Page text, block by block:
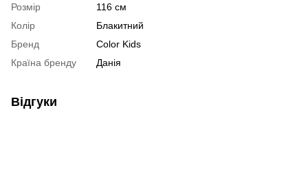
Розмір
116 см
Колір
Блакитний
Бренд
Color Kids
Країна бренду
Данія
Відгуки